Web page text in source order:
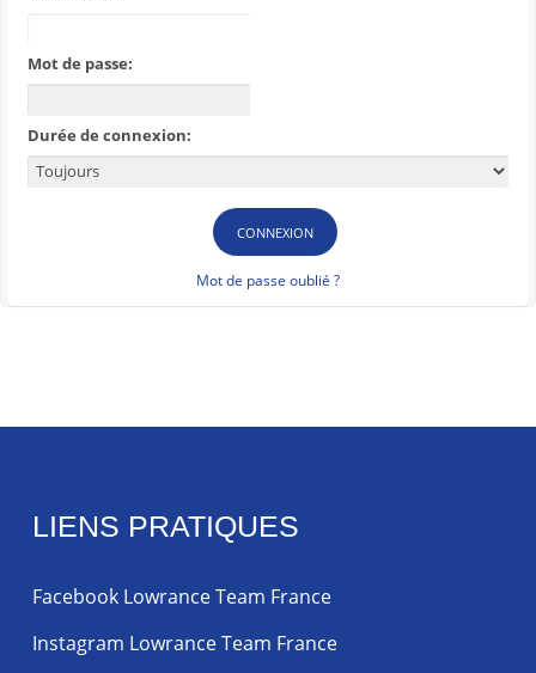
Mot de passe:
Durée de connexion:
Mot de passe oublié ?
LIENS PRATIQUES
Facebook Lowrance Team France
Instagram Lowrance Team France